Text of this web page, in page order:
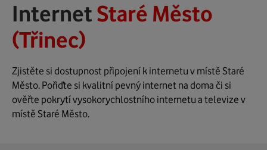
Internet Staré Město
(Třinec)
Zjistěte si dostupnost připojení k internetu v místě Staré
Město. Pořiďte si kvalitní pevný internet na doma či si
ověřte pokrytí vysokorychlostního internetu a televize v
místě Staré Město.